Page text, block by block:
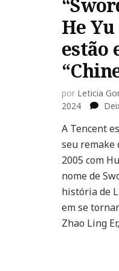
He
estão
por Leticia
2024
A Tencent
seu remake
2005 com
nome de
história de
em se
Zhao Ling